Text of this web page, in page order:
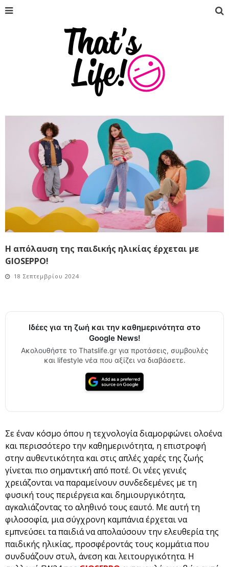
Η απόλαυση της παιδικής ηλικίας έρχεται με
GIOSEPPO!
18 Σεπτεμβρίου 2024
Ιδέες για τη ζωή και την καθημερινότητα στο
Google News!
Ακολουθήστε το Thatslife.gr για προτάσεις, συμβουλές
και lifestyle νέα που αξίζει να διαβάσετε.
Σε έναν κόσμο όπου η τεχνολογία διαμορφώνει ολοένα
και περισσότερο την καθημερινότητα, η επιστροφή
στην αυθεντικότητα και στις απλές χαρές της ζωής
γίνεται πιο σημαντική από ποτέ. Οι νέες γενιές
χρειάζονται να παραμείνουν συνδεδεμένες με τη
φυσική τους περιέργεια και δημιουργικότητα,
αγκαλιάζοντας το αληθινό τους εαυτό. Με αυτή τη
φιλοσοφία, μια σύγχρονη καμπάνια έρχεται να
εμπνεύσει τα παιδιά να απολαύσουν την ελευθερία της
παιδικής ηλικίας, προσφέροντάς τους κομμάτια που
συνδυάζουν στυλ, άνεση και λειτουργικότητα. Η